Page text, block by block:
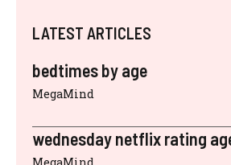
LATEST ARTICLES
bedtimes by age
MegaMind
wednesday netflix rating